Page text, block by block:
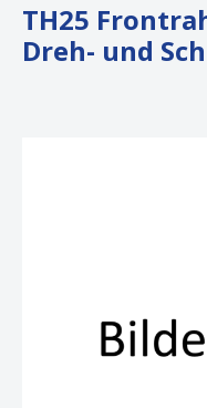
TH25
Dreh- und